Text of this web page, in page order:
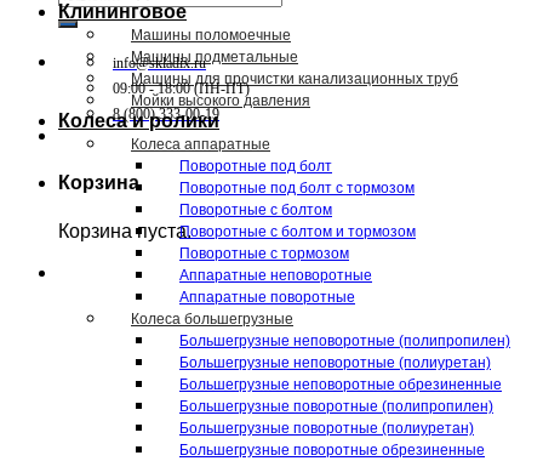
info@skladix.ru
09:00 - 18:00 (ПН-ПТ)
8 (800) 333-00-19
Корзина
Корзина пуста.
Клининговое
Машины поломоечные
Машины подметальные
Машины для прочистки канализационных труб
Мойки высокого давления
Колеса и ролики
Колеса аппаратные
Поворотные под болт
Поворотные под болт с тормозом
Поворотные с болтом
Поворотные с болтом и тормозом
Поворотные с тормозом
Аппаратные неповоротные
Аппаратные поворотные
Колеса большегрузные
Большегрузные неповоротные (полипропилен)
Большегрузные неповоротные (полиуретан)
Большегрузные неповоротные обрезиненные
Большегрузные поворотные (полипропилен)
Большегрузные поворотные (полиуретан)
Большегрузные поворотные обрезиненные